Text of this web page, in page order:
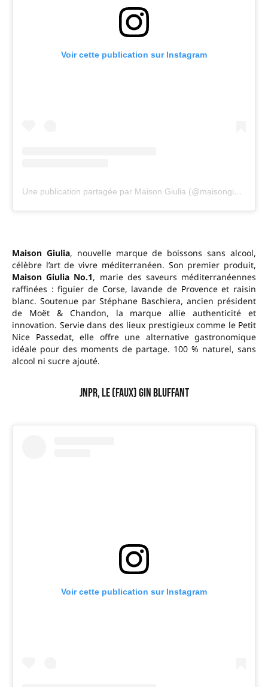
Voir cette publication sur Instagram
Une publication partagée par Maison Giulia (@maisongiulia_official)
Maison Giulia, nouvelle marque de boissons sans alcool,
célèbre l’art de vivre méditerranéen. Son premier produit,
Maison Giulia No.1, marie des saveurs méditerranéennes
raffinées : figuier de Corse, lavande de Provence et raisin
blanc. Soutenue par Stéphane Baschiera, ancien président
de Moët & Chandon, la marque allie authenticité et
innovation. Servie dans des lieux prestigieux comme le Petit
Nice Passedat, elle offre une alternative gastronomique
idéale pour des moments de partage. 100 % naturel, sans
alcool ni sucre ajouté.
JNPR, le (faux) gin bluffant
Voir cette publication sur Instagram